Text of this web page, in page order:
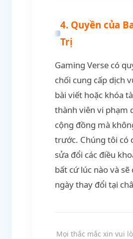
4. Quyền của
Trị
Gaming Verse có
chối cung cấp dịch
bài viết hoặc khóa
thành viên vi phạm
cộng đồng mà
trước. Chúng tôi có
sửa đổi các điều
bất cứ lúc nào và sẽ
ngày thay đổi tại
Mọi thắc mắc xin vui